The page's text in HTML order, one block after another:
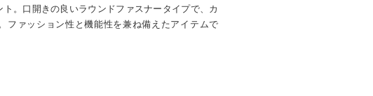
。口開きの良いラウンドファスナータイプで、カ
ファッション性と機能性を兼ね備えたアイテムで